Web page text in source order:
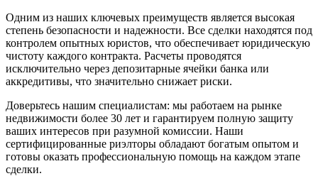
Одним из наших ключевых преимуществ является высокая
степень безопасности и надежности. Все сделки находятся под
контролем опытных юристов, что обеспечивает юридическую
чистоту каждого контракта. Расчеты проводятся
исключительно через депозитарные ячейки банка или
аккредитивы, что значительно снижает риски.
Доверьтесь нашим специалистам: мы работаем на рынке
недвижимости более 30 лет и гарантируем полную защиту
ваших интересов при разумной комиссии. Наши
сертифицированные риэлторы обладают богатым опытом и
готовы оказать профессиональную помощь на каждом этапе
сделки.